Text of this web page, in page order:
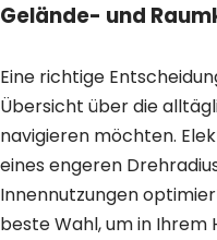
Gelände- und
Eine richtige
Übersicht über die
navigieren möchten.
eines engeren
Innennutzungen
beste Wahl, um in Ihrem